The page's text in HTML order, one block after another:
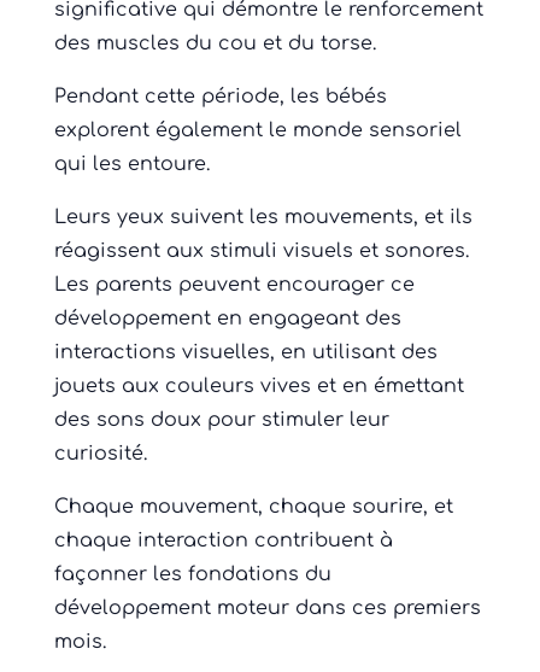
significative qui démontre le renforcement
des muscles du cou et du torse.
Pendant cette période, les bébés
explorent également le monde sensoriel
qui les entoure.
Leurs yeux suivent les mouvements, et ils
réagissent aux stimuli visuels et sonores.
Les parents peuvent encourager ce
développement en engageant des
interactions visuelles, en utilisant des
jouets aux couleurs vives et en émettant
des sons doux pour stimuler leur
curiosité.
Chaque mouvement, chaque sourire, et
chaque interaction contribuent à
façonner les fondations du
développement moteur dans ces premiers
mois.